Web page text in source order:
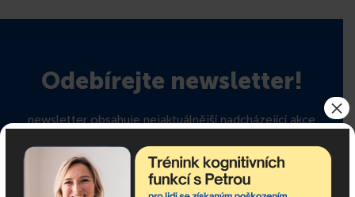
Odebírejte newsletter!
newsletter obsahuje nejaktuálnější nadcházející akce
×